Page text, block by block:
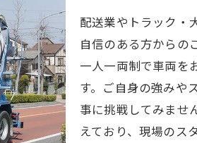
配送業やトラック・
自信のある方からの
一人一両制で車両を
す。ご自身の強みや
事に挑戦してみませ
えており、現場のス